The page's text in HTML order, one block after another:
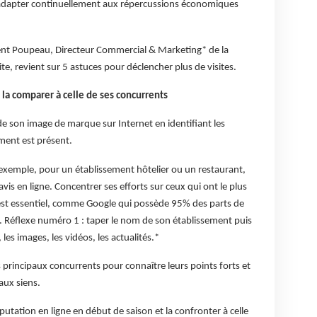
continuellement aux répercussions économiques
Poupeau, Directeur Commercial & Marketing* de la
revient sur 5 astuces pour déclencher plus de visites.
comparer à celle de ses concurrents
son image de marque sur Internet en identifiant les
est présent.
pour un établissement hôtelier ou un restaurant,
en ligne. Concentrer ses efforts sur ceux qui ont le plus
essentiel, comme Google qui possède 95% des parts de
numéro 1 : taper le nom de son établissement puis
images, les vidéos, les actualités.*
principaux concurrents pour connaître leurs points forts et
siens.
en ligne en début de saison et la confronter à celle